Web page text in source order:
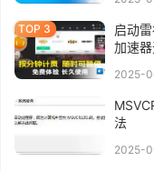
启动
加速
2025-
法
2025-